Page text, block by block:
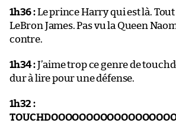
1h36 :Le prince Harry qui est là.
LeBron James. Pas vu la Queen
contre.
1h34 :J’aime trop ce genre de
dur à lire pour une défense.
1h32 :